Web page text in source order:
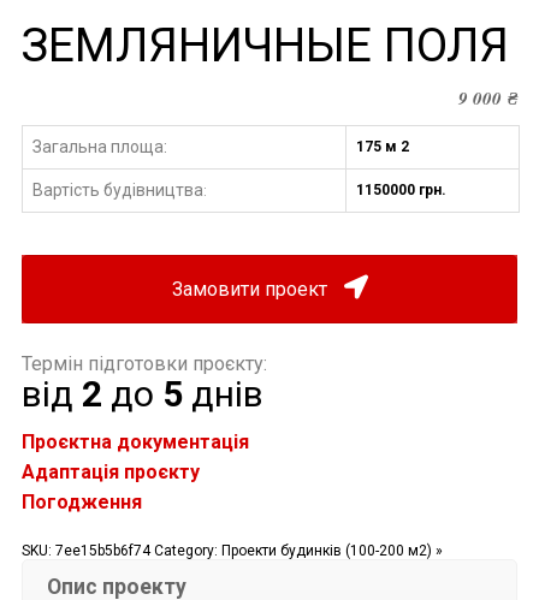
ЗЕМЛЯНИЧНЫЕ ПОЛЯ
9 000₴
Загальна площа: 175 м 2
Вартість будівництва: 1150000 грн.
Замовити проект
Термін підготовки проєкту:
від 2 до 5 днів
Проєктна документація
Адаптація проєкту
Погодження
SKU: 7ee15b5b6f74 Category: Проекти будинків (100-200 м2) »
Опис проекту